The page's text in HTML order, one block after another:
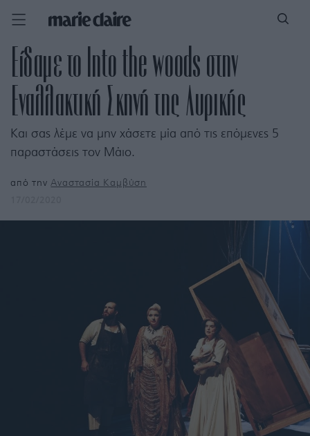
Είδαμε το Into the woods στην
Εναλλακτική Σκηνή της Λυρικής
Και σας λέμε να μην χάσετε μία από τις επόμενες 5
παραστάσεις τον Μάιο.
από τηνΑναστασία Καμβύση